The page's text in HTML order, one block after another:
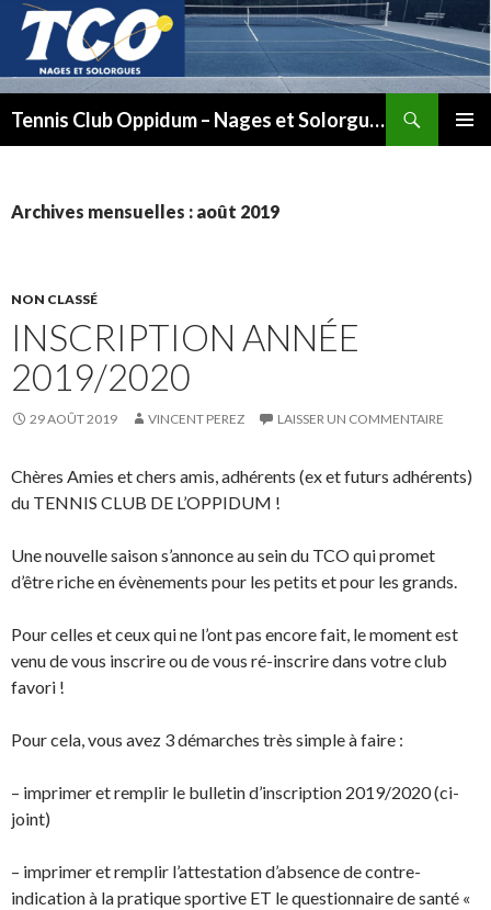
Tennis Club Oppidum – Nages et Solorgues
Archives mensuelles : août 2019
NON CLASSÉ
INSCRIPTION ANNÉE
2019/2020
29 AOÛT 2019 VINCENT PEREZ LAISSER UN COMMENTAIRE
Chères Amies et chers amis, adhérents (ex et futurs adhérents)
du TENNIS CLUB DE L’OPPIDUM !
Une nouvelle saison s’annonce au sein du TCO qui promet
d’être riche en évènements pour les petits et pour les grands.
Pour celles et ceux qui ne l’ont pas encore fait, le moment est
venu de vous inscrire ou de vous ré-inscrire dans votre club
favori !
Pour cela, vous avez 3 démarches très simple à faire :
– imprimer et remplir le bulletin d’inscription 2019/2020(ci-
joint)
– imprimer et remplir l’attestation d’absence de contre-
indication à la pratique sportive ET le questionnaire de santé «